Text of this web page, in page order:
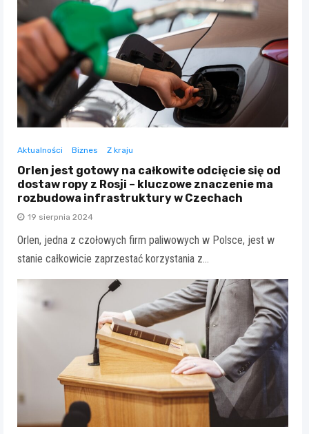
Aktualności Biznes Z kraju
Orlen jest gotowy na całkowite odcięcie się od
dostaw ropy z Rosji – kluczowe znaczenie ma
rozbudowa infrastruktury w Czechach
19 sierpnia 2024
Orlen, jedna z czołowych firm paliwowych w Polsce, jest w
stanie całkowicie zaprzestać korzystania z…